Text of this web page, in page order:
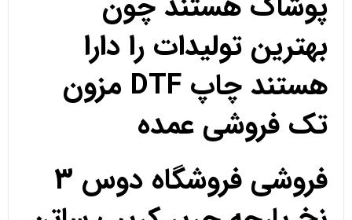
بهترین تولیدات را دارا
هستند چاپ DTF مزون
تک فروشی عمده
فروشی فروشگاه دوس 3